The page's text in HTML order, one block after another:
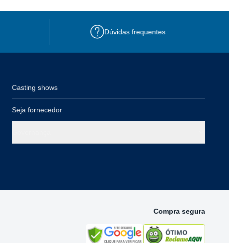
Dúvidas frequentes
Casting shows
Seja fornecedor
Compra segura